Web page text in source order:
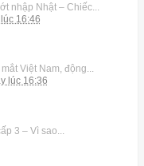
nhập Nhật – Chiếc...
16:46
Việt Nam, động...
lúc 16:36
3 – Vì sao...